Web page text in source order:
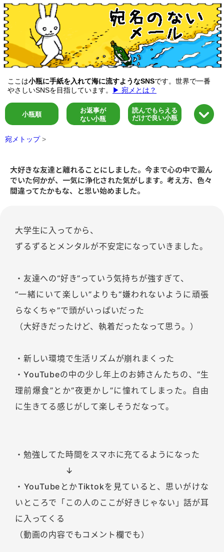
ここは小瓶に手紙を入れて海に流すようなSNSです。世界で一番
やさしいSNSを目指しています。
▶ 宛メとは？
小瓶順
お返事が
ない小瓶
読んでもらえる
だけで良い小瓶
宛メトップ >
大好きな友達と離れることにしました。今まで心の中で澱ん
でいた何かが、一気に浄化された気がします。考え方、色々
間違ってたかもな、と思い始めました。
大学生に入ってから、
ずるずるとメンタルが不安定になっていきました。
・友達への“好き”っていう気持ちが強すぎて、
“一緒にいて楽しい”よりも“嫌われないように頑張
らなくちゃ”で頭がいっぱいだった
（大好きだったけど、執着だったなって思う。）
・新しい環境で生活リズムが崩れまくった
・YouTubeの中の少し年上のお姉さんたちの、“生
理前爆食”とか“夜更かし”に憧れてしまった。自由
に生きてる感じがして楽しそうだなって。
・勉強してた時間をスマホに充てるようになった
↓
・YouTubeとかTiktokを見ていると、思いがけな
いところで「この人のここが好きじゃない」話が耳
に入ってくる
（動画の内容でもコメント欄でも）